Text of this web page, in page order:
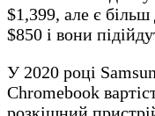
$1,399, але є більш
$850 і вони
У 2020 році
Chromebook